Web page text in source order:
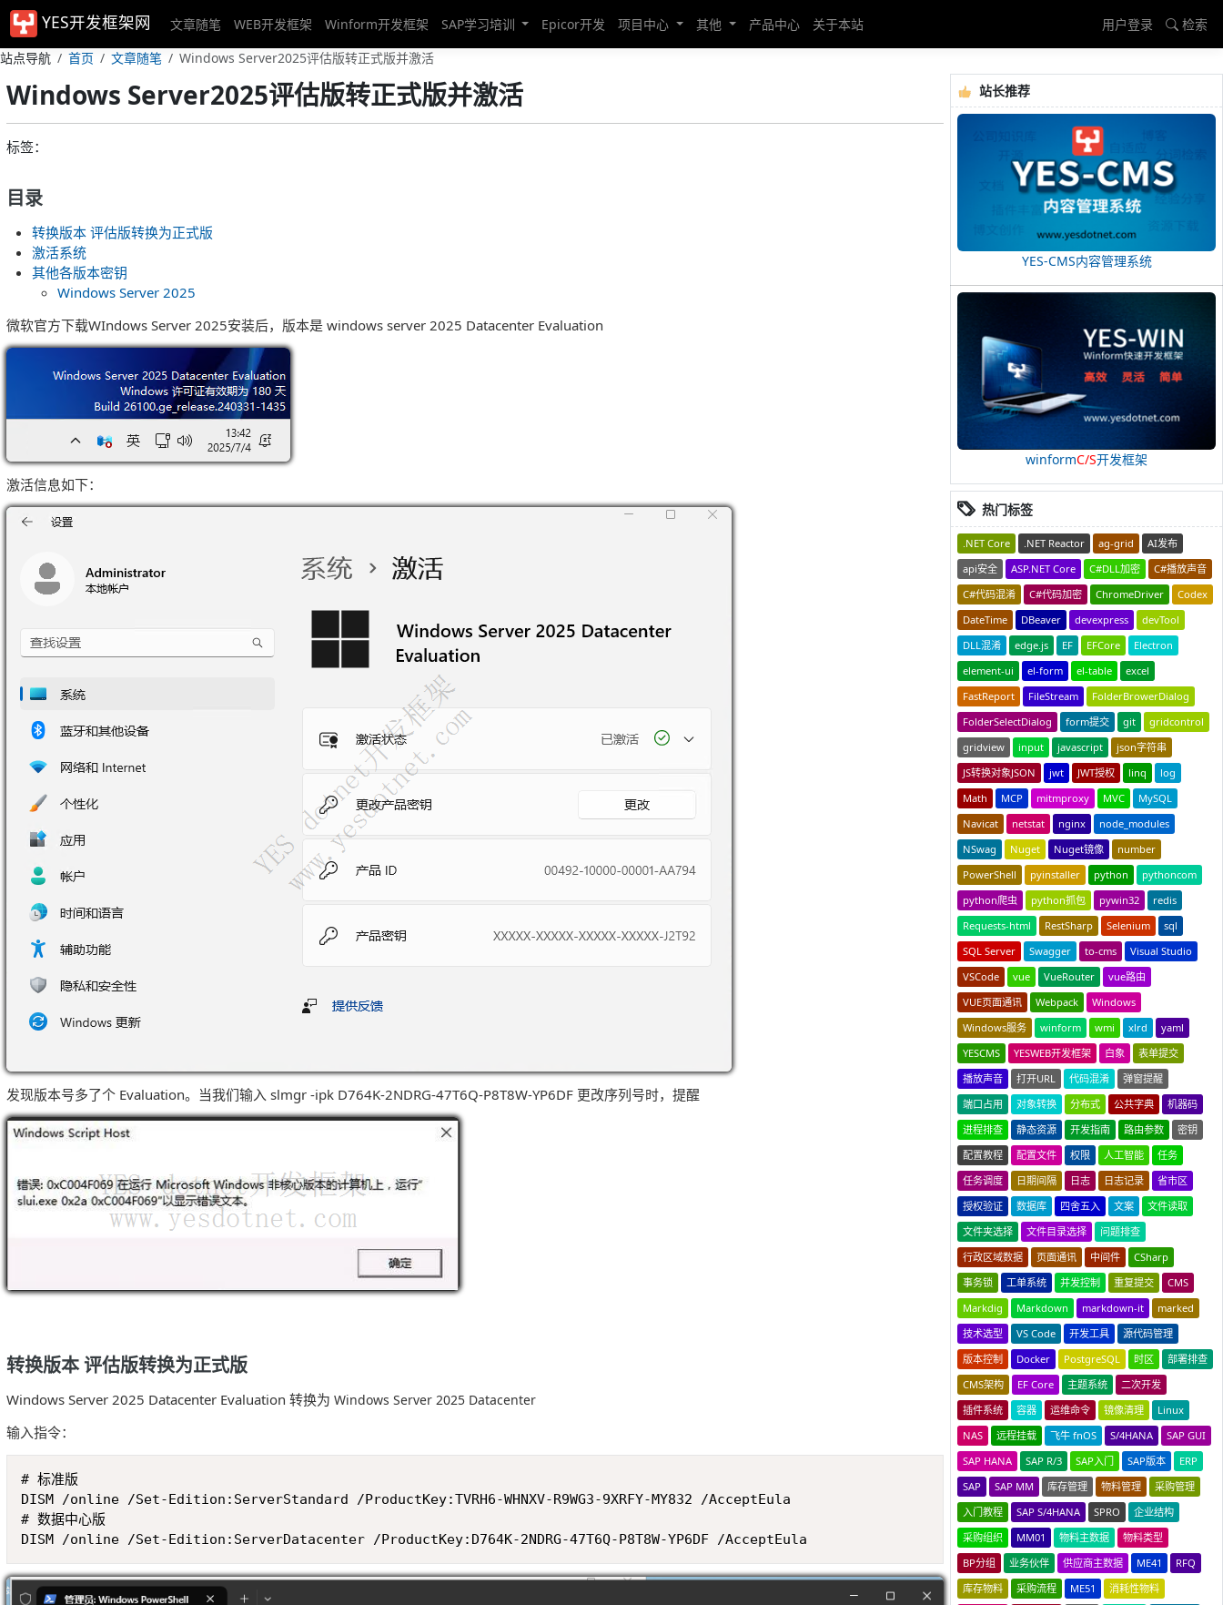
YES开发框架网 文章随笔 WEB开发框架 Winform开发框架 SAP学习培训 Epicor开发 项目中心 其他 产品中心 关于本站 用户登录
检索
站点导航
首页 文章随笔 Windows Server2025评估版转正式版并激活
Windows Server2025评估版转正式版并激活
标签：
目录
转换版本 评估版转换为正式版
激活系统
其他各版本密钥
Windows Server 2025
微软官方下载WIndows Server 2025安装后，版本是 windows server 2025 Datacenter Evaluation
激活信息如下：
发现版本号多了个 Evaluation。当我们输入 slmgr -ipk D764K-2NDRG-47T6Q-P8T8W-YP6DF 更改序列号时，提醒
转换版本 评估版转换为正式版
Windows Server 2025 Datacenter Evaluation 转换为 Windows Server 2025 Datacenter
输入指令：
# 标准版
DISM /online /Set-Edition:ServerStandard /ProductKey:TVRH6-WHNXV-R9WG3-9XRFY-MY832 /AcceptEula
# 数据中心版
DISM /online /Set-Edition:ServerDatacenter /ProductKey:D764K-2NDRG-47T6Q-P8T8W-YP6DF /AcceptEula
站长推荐
YES-CMS内容管理系统
winformC/S开发框架
热门标签
.NET Core .NET Reactor ag-grid
AI发布
api安全
ASP.NET Core C#DLL加密
C#播放声音
C#代码混淆
C#代码加密 ChromeDriver
Codex
DateTime
DBeaver devexpress
devTool
DLL混淆
edge.js EF EFCore
Electron
element-ui
el-form el-table
excel
FastReport
FileStream
FolderBrowerDialog
FolderSelectDialog
form提交 git
gridcontrol
gridview
input javascript
json字符串
JS转换对象JSON
jwt JWT授权 linq
log
Math
MCP mitmproxy MVC
MySQL
Navicat
netstat nginx
node_modules
NSwag
Nuget Nuget镜像
number
PowerShell
pyinstaller python
pythoncom
python爬虫
python抓包 pywin32
redis
Requests-html
RestSharp Selenium
sql
SQL Server
Swagger to-cms
Visual Studio
VSCode
vue VueRouter
vue路由
VUE页面通讯
Webpack
Windows
Windows服务
winform wmi xlrd
yaml
YESCMS
YESWEB开发框架 白象
表单提交
播放声音
打开URL 代码混淆
弹窗提醒
端口占用
对象转换 分布式 公共字典
机器码
进程排查
静态资源 开发指南 路由参数
密钥
配置教程
配置文件 权限 人工智能
任务
任务调度
日期间隔 日志 日志记录
省市区
授权验证
数据库 四舍五入 文案
文件读取
文件夹选择
文件目录选择
问题排查
行政区域数据
页面通讯 中间件
CSharp
事务锁
工单系统 并发控制 重复提交
CMS
Markdig
Markdown markdown-it
marked
技术选型
VS Code 开发工具
源代码管理
版本控制
Docker PostgreSQL 时区
部署排查
CMS架构
EF Core 主题系统
二次开发
插件系统
容器 运维命令 镜像清理
Linux
NAS
远程挂载 飞牛 fnOS S/4HANA
SAP GUI
SAP HANA
SAP R/3 SAP入门 SAP版本
ERP
SAP
SAP MM 库存管理 物料管理
采购管理
入门教程
SAP S/4HANA SPRO
企业结构
采购组织
MM01 物料主数据
物料类型
BP分组
业务伙伴 供应商主数据 ME41
RFQ
库存物料
采购流程 ME51
消耗性物料